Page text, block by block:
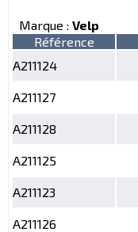
Marque : Velp
Référence
A211124
A211127
A211128
A211125
A211123
A211126